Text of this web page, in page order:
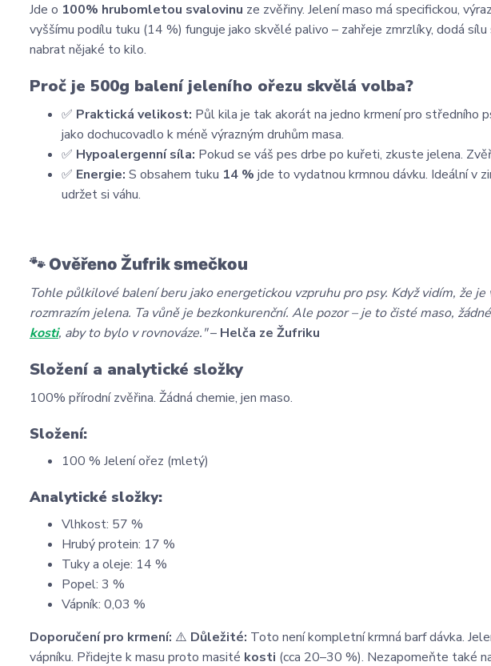
Jde o 100% hrubomletou svalovinu ze zvěřiny. Jelení maso má specifickou,
vyššímu podílu tuku (14 %) funguje jako skvělé palivo – zahřeje zmrzlíky, dodá
nabrat nějaké to kilo.
Proč je 500g balení jeleního ořezu skvělá volba?
✅ Praktická velikost: Půl kila je tak akorát na jedno krmení pro středního
jako dochucovadlo k méně výrazným druhům masa.
✅ Hypoalergenní síla: Pokud se váš pes drbe po kuřeti, zkuste jelena.
✅ Energie: S obsahem tuku 14 % jde to vydatnou krmnou dávku. Ideální v
udržet si váhu.
🐾 Ověřeno Žufrik smečkou
Tohle půlkilové balení beru jako energetickou vzpruhu pro psy. Když vidím, že
rozmrazím jelena. Ta vůně je bezkonkurenční. Ale pozor – je to čisté maso,
kosti, aby to bylo v rovnováze."– Helča ze Žufriku
Složení a analytické složky
100% přírodní zvěřina. Žádná chemie, jen maso.
Složení:
100 % Jelení ořez (mletý)
Analytické složky:
Vlhkost: 57 %
Hrubý protein: 17 %
Tuky a oleje: 14 %
Popel: 3 %
Vápník: 0,03 %
Doporučení pro krmení: ⚠️ Důležité: Toto není kompletní krmná barf dávka.
vápníku. Přidejte k masu proto masité kosti (cca 20–30 %). Nezapomeňte také